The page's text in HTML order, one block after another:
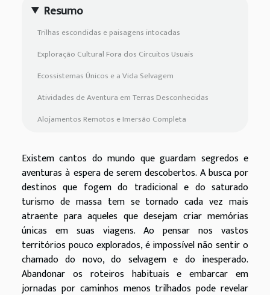
Resumo
Trilhas escondidas e paisagens intocadas
Exploração Cultural Fora dos Circuitos Usuais
Ecossistemas Únicos e a Vida Selvagem
Atividades de Aventura em Terras Desconhecidas
Alojamentos Remotos e Imersão Completa
Existem cantos do mundo que guardam segredos e
aventuras à espera de serem descobertos. A busca por
destinos que fogem do tradicional e do saturado
turismo de massa tem se tornado cada vez mais
atraente para aqueles que desejam criar memórias
únicas em suas viagens. Ao pensar nos vastos
territórios pouco explorados, é impossível não sentir o
chamado do novo, do selvagem e do inesperado.
Abandonar os roteiros habituais e embarcar em
jornadas por caminhos menos trilhados pode revelar